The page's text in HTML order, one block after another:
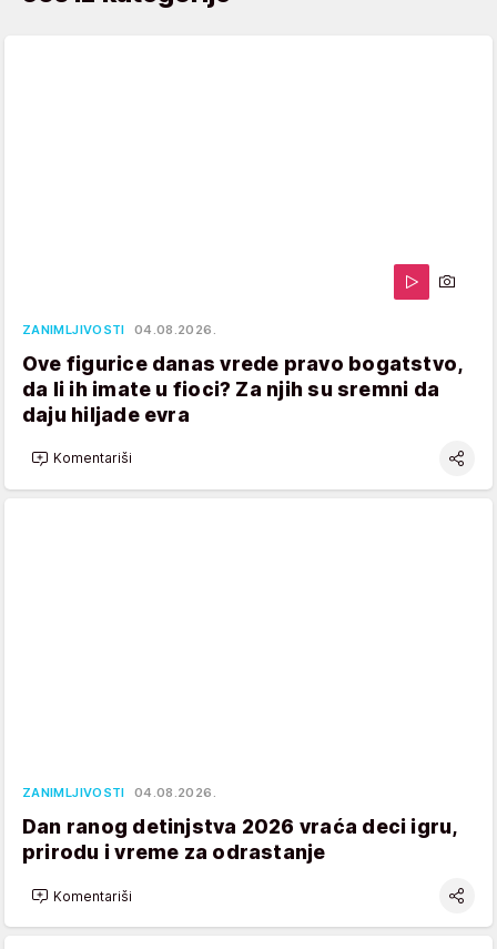
ZANIMLJIVOSTI 04.08.2026.
Ove figurice danas vrede pravo bogatstvo,
da li ih imate u fioci? Za njih su sremni da
daju hiljade evra
Komentariši
ZANIMLJIVOSTI 04.08.2026.
Dan ranog detinjstva 2026 vraća deci igru,
prirodu i vreme za odrastanje
Komentariši